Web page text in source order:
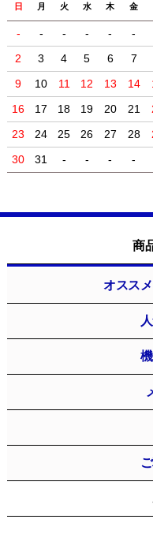
日 月 火 水 木 金
- - - - - -
2
3 4 5 6 7
9
10 11 12 13 14
16
17 18 19 20 21
23
24 25 26 27 28
30
31 - - - -
オスス
商